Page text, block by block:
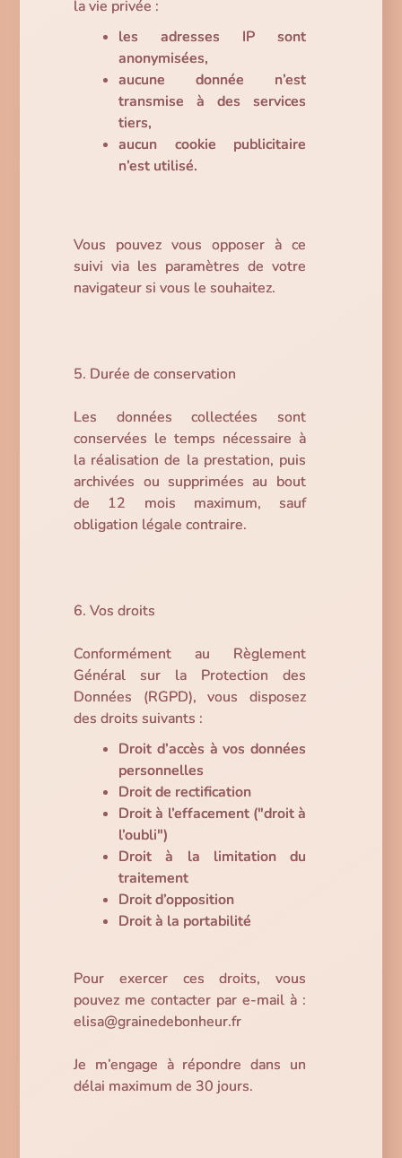
la vie privée :
les adresses IP sont
anonymisées,
aucune donnée n’est
transmise à des services
tiers,
aucun cookie publicitaire
n’est utilisé.
Vous pouvez vous opposer à ce
suivi via les paramètres de votre
navigateur si vous le souhaitez.
5. Durée de conservation
Les données collectées sont
conservées le temps nécessaire à
la réalisation de la prestation, puis
archivées ou supprimées au bout
de 12 mois maximum, sauf
obligation légale contraire.
6. Vos droits
Conformément au Règlement
Général sur la Protection des
Données (RGPD), vous disposez
des droits suivants :
Droit d’accès à vos données
personnelles
Droit de rectification
Droit à l’effacement ("droit à
l’oubli")
Droit à la limitation du
traitement
Droit d’opposition
Droit à la portabilité
Pour exercer ces droits, vous
pouvez me contacter par e-mail à :
elisa@grainedebonheur.fr
Je m’engage à répondre dans un
délai maximum de 30 jours.